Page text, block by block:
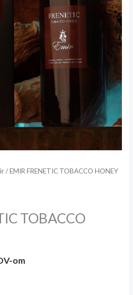
/ EMIR FRENETIC TOBACCO HONEY
TOBACCO
om